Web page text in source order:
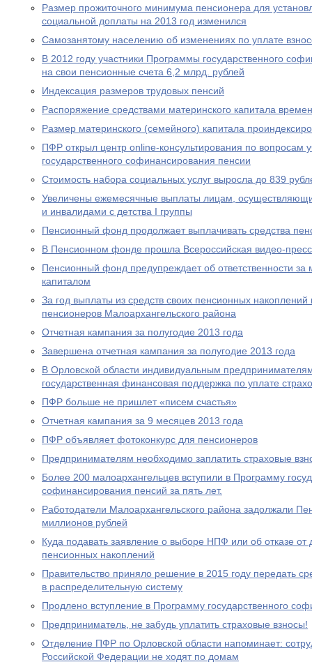
Размер прожиточного минимума пенсионера для
социальной доплаты на 2013 год изменился
Самозанятому населению об изменениях по уплате
В 2012 году участники Программы государственного
на свои пенсионные счета 6,2 млрд. рублей
Индексация размеров трудовых пенсий
Распоряжение средствами материнского капитала
Размер материнского (семейного) капитала
ПФР открыл центр online-консультирования по вопросам
государственного софинансирования пенсии
Стоимость набора социальных услуг выросла до 839
Увеличены ежемесячные выплаты лицам,
и инвалидами с детства I группы
Пенсионный фонд продолжает выплачивать средства
В Пенсионном фонде прошла Всероссийская видео-
Пенсионный фонд предупреждает об ответственности
капиталом
За год выплаты из средств своих пенсионных накоплений
пенсионеров Малоархангельского района
Отчетная кампания за полугодие 2013 года
Завершена отчетная кампания за полугодие 2013 года
В Орловской области индивидуальным
государственная финансовая поддержка по уплате
ПФР больше не пришлет «писем счастья»
Отчетная кампания за 9 месяцев 2013 года
ПФР объявляет фотоконкурс для пенсионеров
Предпринимателям необходимо заплатить страховые
Более 200 малоархангельцев вступили в Программу
софинансирования пенсий за пять лет.
Работодатели Малоархангельского района задолжали
миллионов рублей
Куда подавать заявление о выборе НПФ или об отказе
пенсионных накоплений
Правительство приняло решение в 2015 году передать
в распределительную систему
Продлено вступление в Программу государственного
Предприниматель, не забудь уплатить страховые взносы!
Отделение ПФР по Орловской области напоминает:
Российской Федерации не ходят по домам